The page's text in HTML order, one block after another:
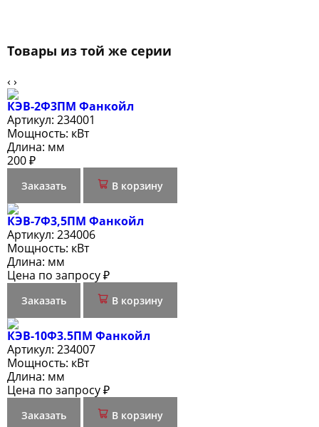
Товары из той же серии
‹ ›
КЭВ-2Ф3ПМ Фанкойл
Артикул: 234001
Мощность: кВт
Длина: мм
200 ₽
Заказать В корзину
КЭВ-7Ф3,5ПМ Фанкойл
Артикул: 234006
Мощность: кВт
Длина: мм
Цена по запросу ₽
Заказать В корзину
КЭВ-10Ф3.5ПМ Фанкойл
Артикул: 234007
Мощность: кВт
Длина: мм
Цена по запросу ₽
Заказать В корзину